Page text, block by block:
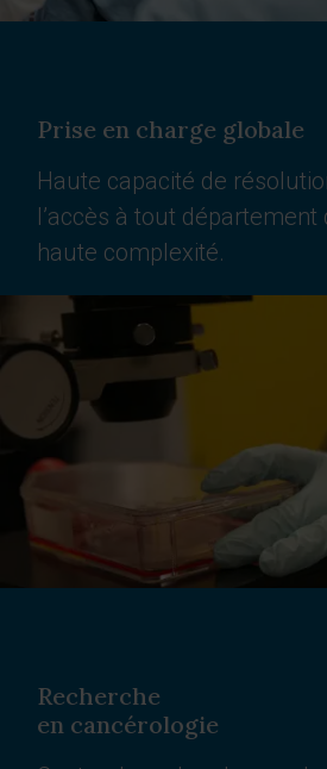
Prise en charge globale
Haute capacité de
l’accès à tout département
haute complexité.
Recherche
en cancérologie